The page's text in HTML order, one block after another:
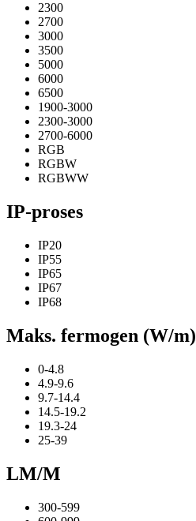
2300
2700
3000
3500
5000
6000
6500
1900-3000
2300-3000
2700-6000
RGB
RGBW
RGBWW
IP-proses
IP20
IP55
IP65
IP67
IP68
Maks. fermogen (W/m)
0-4.8
4.9-9.6
9.7-14.4
14.5-19.2
19.3-24
25-39
LM/M
300-599